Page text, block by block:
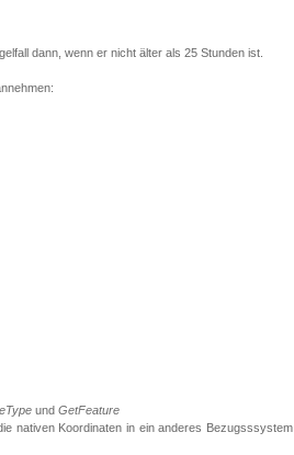
dann, wenn er nicht älter als 25 Stunden ist.
und GetFeature
nativen Koordinaten in ein anderes Bezugsssystem